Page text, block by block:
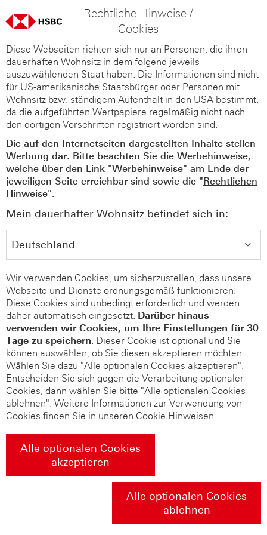
Rechtliche Hinweise /
Cookies
Diese Webseiten richten sich nur an Personen, die ihren
dauerhaften Wohnsitz in dem folgend jeweils
auszuwählenden Staat haben. Die Informationen sind nicht
für US-amerikanische Staatsbürger oder Personen mit
Wohnsitz bzw. ständigem Aufenthalt in den USA bestimmt,
da die aufgeführten Wertpapiere regelmäßig nicht nach
den dortigen Vorschriften registriert worden sind.
Die auf den Internetseiten dargestellten Inhalte stellen
Werbung dar. Bitte beachten Sie die Werbehinweise,
welche über den Link "Werbehinweise" am Ende der
jeweiligen Seite erreichbar sind sowie die "Rechtlichen
Hinweise".
Mein dauerhafter Wohnsitz befindet sich in:
Wir verwenden Cookies, um sicherzustellen, dass unsere
Webseite und Dienste ordnungsgemäß funktionieren.
Diese Cookies sind unbedingt erforderlich und werden
daher automatisch eingesetzt. Darüber hinaus
verwenden wir Cookies, um Ihre Einstellungen für 30
Tage zu speichern. Dieser Cookie ist optional und Sie
können auswählen, ob Sie diesen akzeptieren möchten.
Wählen Sie dazu "Alle optionalen Cookies akzeptieren".
Entscheiden Sie sich gegen die Verarbeitung optionaler
Cookies, dann wählen Sie bitte "Alle optionalen Cookies
ablehnen". Weitere Informationen zur Verwendung von
Cookies finden Sie in unseren Cookie Hinweisen.
Alle optionalen Cookies
akzeptieren
Alle optionalen Cookies
ablehnen